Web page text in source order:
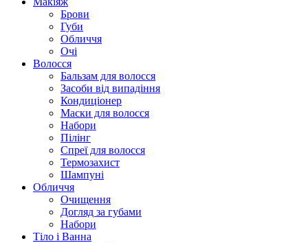
Брови
Губи
Обличчя
Очі
Волосся
Бальзам для волосся
Засоби від випадіння
Кондиціонер
Маски для волосся
Набори
Пілінг
Спреї для волосся
Термозахист
Шампуні
Обличчя
Очищення
Догляд за губами
Набори
Тіло і Ванна